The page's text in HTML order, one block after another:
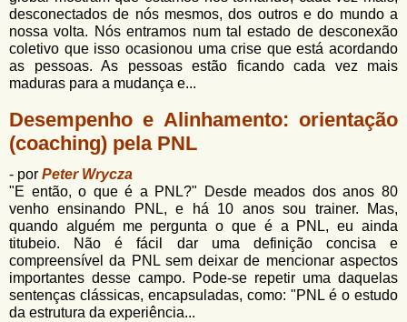
desconectados de nós mesmos, dos outros e do mundo a
nossa volta. Nós entramos num tal estado de desconexão
coletivo que isso ocasionou uma crise que está acordando
as pessoas. As pessoas estão ficando cada vez mais
maduras para a mudança e...
Desempenho e Alinhamento: orientação
(coaching) pela PNL
- por Peter Wrycza
"E então, o que é a PNL?" Desde meados dos anos 80
venho ensinando PNL, e há 10 anos sou trainer. Mas,
quando alguém me pergunta o que é a PNL, eu ainda
titubeio. Não é fácil dar uma definição concisa e
compreensível da PNL sem deixar de mencionar aspectos
importantes desse campo. Pode-se repetir uma daquelas
sentenças clássicas, encapsuladas, como: "PNL é o estudo
da estrutura da experiência...